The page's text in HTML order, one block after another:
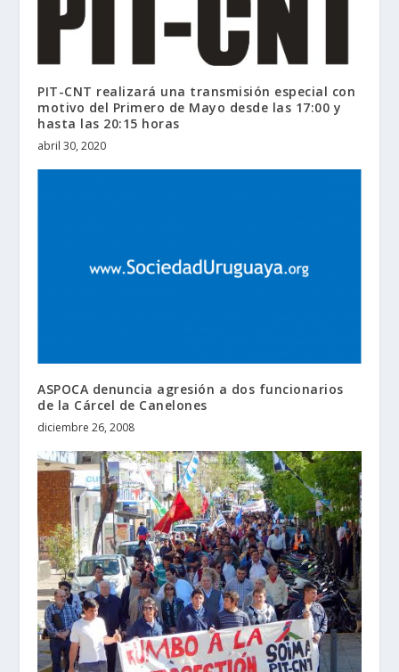
PIT-CNT realizará una transmisión especial con
motivo del Primero de Mayo desde las 17:00 y
hasta las 20:15 horas
abril 30, 2020
ASPOCA denuncia agresión a dos funcionarios
de la Cárcel de Canelones
diciembre 26, 2008